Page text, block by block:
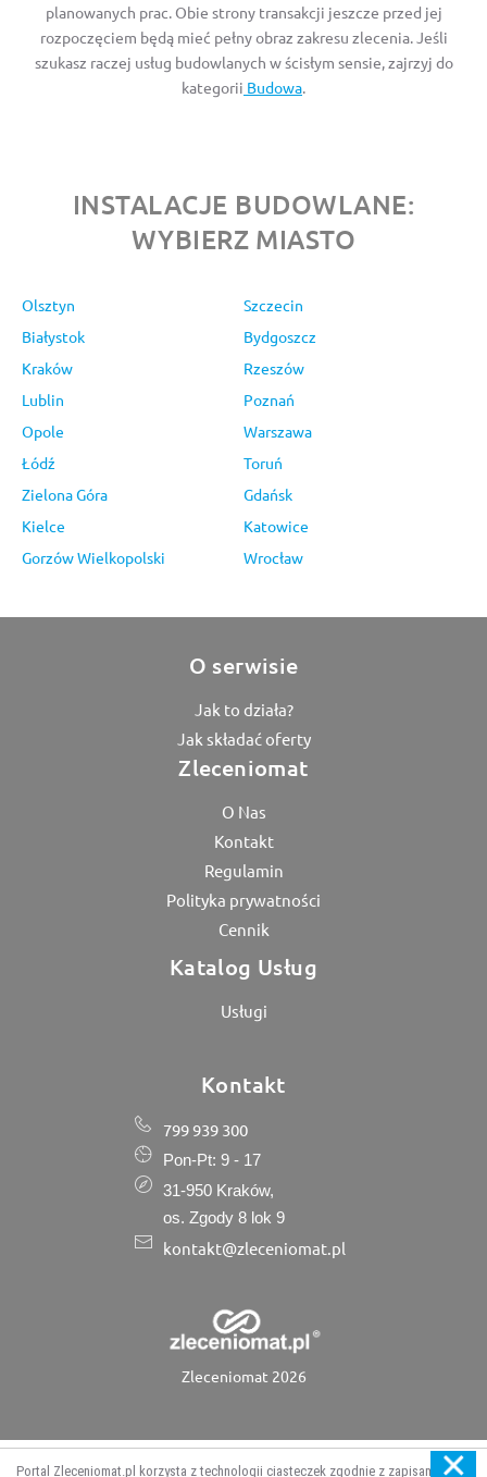
planowanych prac. Obie strony transakcji jeszcze przed jej
rozpoczęciem będą mieć pełny obraz zakresu zlecenia. Jeśli
szukasz raczej usług budowlanych w ścisłym sensie, zajrzyj do
kategorii Budowa.
INSTALACJE BUDOWLANE:
WYBIERZ MIASTO
Olsztyn
Szczecin
Białystok
Bydgoszcz
Kraków
Rzeszów
Lublin
Poznań
Opole
Warszawa
Łódź
Toruń
Zielona Góra
Gdańsk
Kielce
Katowice
Gorzów Wielkopolski
Wrocław
O serwisie
Jak to działa?
Jak składać oferty
Zleceniomat
O Nas
Kontakt
Regulamin
Polityka prywatności
Cennik
Katalog Usług
Usługi
Kontakt
799 939 300
Pon-Pt: 9 - 17
31-950 Kraków,
os. Zgody 8 lok 9
kontakt@zleceniomat.pl
Zleceniomat 2026
Portal Zleceniomat.pl korzysta z technologii ciasteczek zgodnie z zapisami